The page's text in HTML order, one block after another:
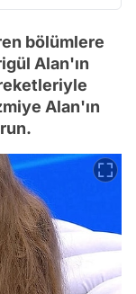
bölümlere
Alan'ın
Alan'ın